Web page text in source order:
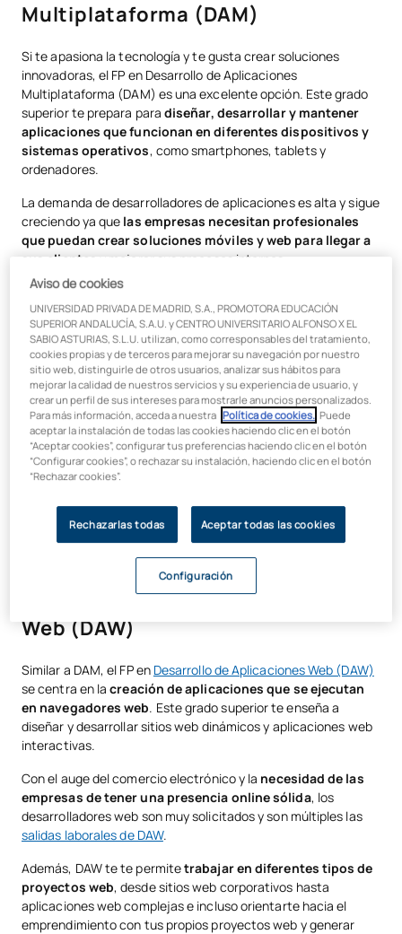
Multiplataforma (DAM)
Si te apasiona la tecnología y te gusta crear soluciones
innovadoras, el FP en Desarrollo de Aplicaciones
Multiplataforma (DAM) es una excelente opción. Este grado
superior te prepara para diseñar, desarrollar y mantener
aplicaciones que funcionan en diferentes dispositivos y
sistemas operativos, como smartphones, tablets y
ordenadores.
La demanda de desarrolladores de aplicaciones es alta y sigue
creciendo ya que las empresas necesitan profesionales
que puedan crear soluciones móviles y web para llegar a
sus clientes
y mejorar sus procesos internos.
¿Por qué DAM es uno de los FP mejor pagados?
Alta demanda.Las empresas necesitan desarrolladores
de aplicaciones para crear y mantener sus soluciones
digitales.
Habilidades especializadas.DAM te proporciona
habilidades técnicas muy valoradas en el mercado laboral.
Salarios competitivos.Los desarrolladores de
aplicaciones suelen tener salarios por encima de la media.
Si te interesa estudiar esta titulación, puedes optar por el
Grado Superior en Desarrollo de Aplicaciones Multiplataforma
o, si prefieres una formación más presencial, elTécnico
Superior en Desarrollo de Aplicaciones Multiplataformapodría
ser tu mejor opción.
FP en Desarrollo de Aplicaciones
Web (DAW)
Similar a DAM, el FP en Desarrollo de Aplicaciones Web (DAW)
se centra en lacreación de aplicaciones que se ejecutan
en navegadores web. Este grado superior te enseña a
diseñar y desarrollar sitios web dinámicos y aplicaciones web
interactivas.
Con el auge del comercio electrónico y la necesidad de las
empresas de tener una presencia online sólida, los
desarrolladores web son muy solicitados y son múltiples las
salidas laborales de DAW.
Además, DAW te te permitetrabajar en diferentes tipos de
proyectos web, desde sitios web corporativos hasta
aplicaciones web complejas e incluso orientarte hacia el
emprendimiento con tus propios proyectos web y generar
Aviso de cookies
UNIVERSIDAD PRIVADA DE MADRID, S.A., PROMOTORA EDUCACIÓN
SUPERIOR ANDALUCÍA, S.A.U. y CENTRO UNIVERSITARIO ALFONSO X EL
SABIO ASTURIAS, S.L.U. utilizan, como corresponsables del tratamiento,
cookies propias y de terceros para mejorar su navegación por nuestro
sitio web, distinguirle de otros usuarios, analizar sus hábitos para
mejorar la calidad de nuestros servicios y su experiencia de usuario, y
crear un perfil de sus intereses para mostrarle anuncios personalizados.
Para más información, acceda a nuestra Política de cookies. . Puede
aceptar la instalación de todas las cookies haciendo clic en el botón
“Aceptar cookies”, configurar tus preferencias haciendo clic en el botón
“Configurar cookies”, o rechazar su instalación, haciendo clic en el botón
“Rechazar cookies”.
Rechazarlas todas Aceptar todas las cookies
Configuración